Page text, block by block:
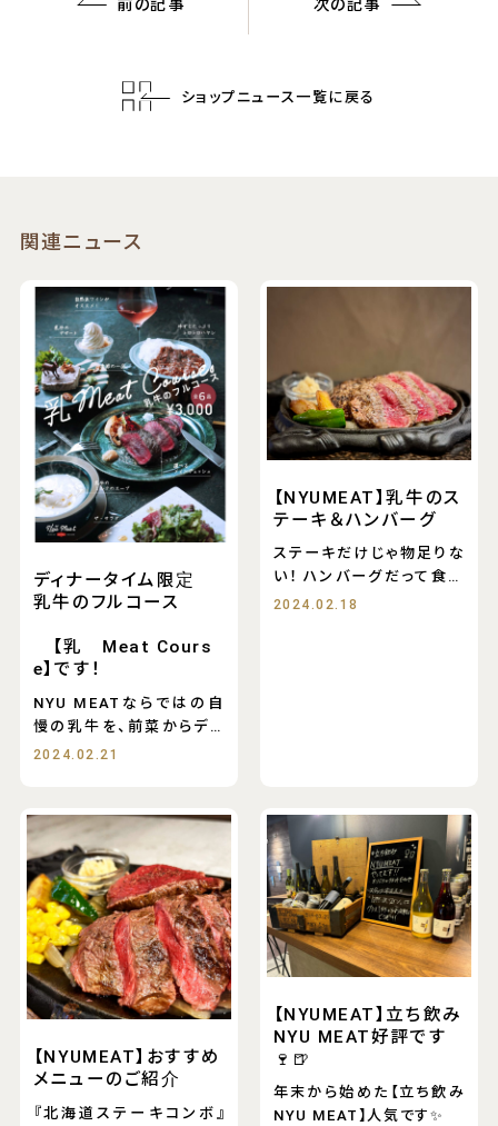
前の記事
ショップニュース一覧に戻る
次の記事
関連ニュース
ディナータイム限定
乳牛のフルコース
【乳 Meat Cours
e】です！
NYU MEATならではの自
慢の乳牛を、前菜からデザ
ートまで６品たっぷ
2024.02.21
【NYUMEAT】乳牛のス
テーキ＆ハンバーグ
ステーキだけじゃ物足りな
い！ ハンバーグだって食べ
たい！
2024.02.18
【NYUMEAT】おすすめ
メニューのご紹介
『北海道ステーキコンボ』
【NYUMEAT】立ち飲み
NYU MEAT好評です
🍷🍺
年末から始めた【立ち飲み
NYU MEAT】人気です✨